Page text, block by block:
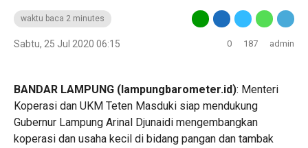
waktu baca 2 minutes
Sabtu, 25 Jul 2020 06:15 0 187 admin
BANDAR LAMPUNG (lampungbarometer.id): Menteri
Koperasi dan UKM Teten Masduki siap mendukung
Gubernur Lampung Arinal Djunaidi mengembangkan
koperasi dan usaha kecil di bidang pangan dan tambak